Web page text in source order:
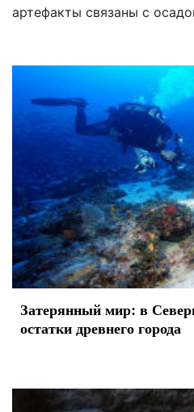
артефакты связаны с
Затерянный мир: в
остатки древнего города